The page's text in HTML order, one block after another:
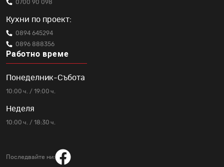
0700 90 098
Кухни по проект:
0894 645294
0896 888356
Работно време
Понеделник-Събота
10:00 ч. / 19:00 ч.
Неделя
10:00 ч. / 18:30 ч.
Последвайте ни: